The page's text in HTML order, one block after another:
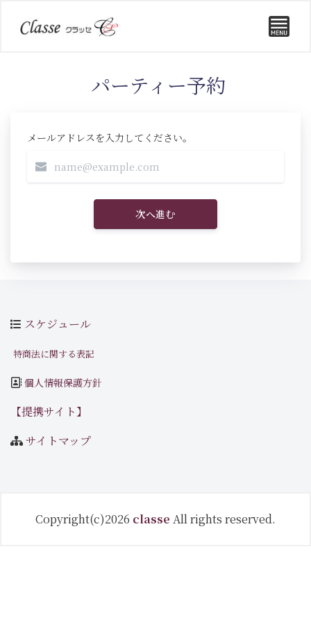
パーティー予約
メールアドレスを入力してください。
次へ進む
スケジュール
特商法に関する表記
個人情報保護方針
【提携サイト】
サイトマップ
Copyright(c)2026 classe All rights reserved.